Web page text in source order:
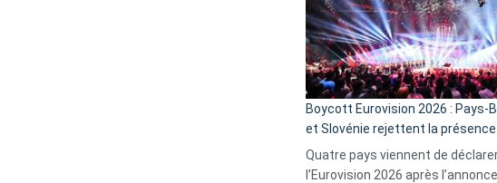
Boycott Eurovision 2026 : Pays-
et Slovénie rejettent la présence
Quatre pays viennent de
l’Eurovision 2026 après